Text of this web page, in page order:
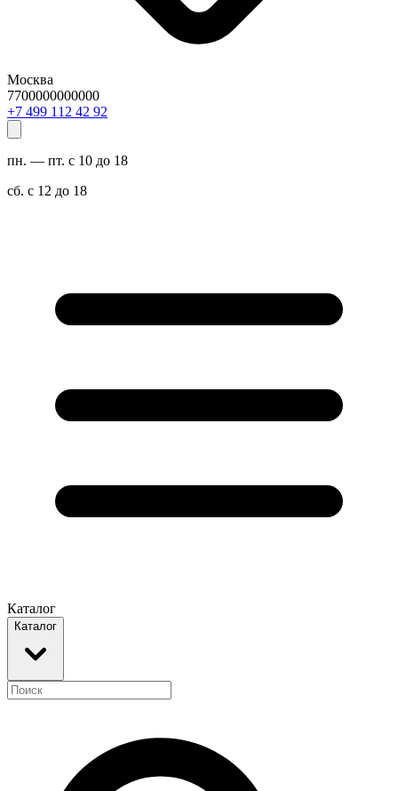
Москва
7700000000000
29 24 211 994 7+
пн. — пт. с 10 до 18
сб. с 12 до 18
Каталог
Каталог